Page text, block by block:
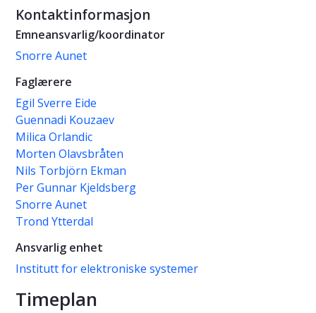
Kontaktinformasjon
Emneansvarlig/koordinator
Snorre Aunet
Faglærere
Egil Sverre Eide
Guennadi Kouzaev
Milica Orlandic
Morten Olavsbråten
Nils Torbjörn Ekman
Per Gunnar Kjeldsberg
Snorre Aunet
Trond Ytterdal
Ansvarlig enhet
Institutt for elektroniske systemer
Timeplan